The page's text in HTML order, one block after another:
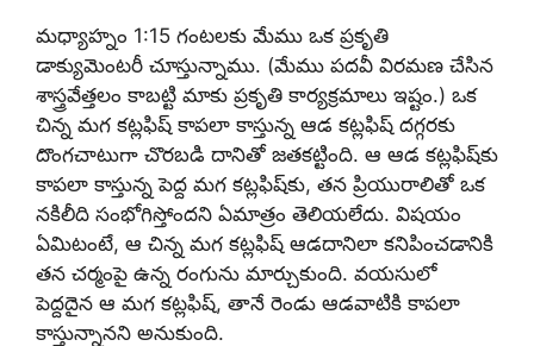
మధ్యాహ్నం 1:15 గంటలకు మేము ఒక ప్రకృతి
డాక్యుమెంటరీ చూస్తున్నాము. (మేము పదవీ విరమణ చేసిన
శాస్త్రవేత్తలం కాబట్టి మాకు ప్రకృతి కార్యక్రమాలు ఇష్టం.) ఒక
చిన్న మగ కట్లఫిష్ కాపలా కాస్తున్న ఆడ కట్లఫిష్ దగ్గరకు
దొంగచాటుగా చొరబడి దానితో జతకట్టింది. ఆ ఆడ కట్లఫిష్‌కు
కాపలా కాస్తున్న పెద్ద మగ కట్లఫిష్‌కు, తన ప్రియురాలితో ఒక
నకిలీది సంభోగిస్తోందని ఏమాత్రం తెలియలేదు. విషయం
ఏమిటంటే, ఆ చిన్న మగ కట్లఫిష్ ఆడదానిలా కనిపించడానికి
తన చర్మంపై ఉన్న రంగును మార్చుకుంది. వయసులో
పెద్దదైన ఆ మగ కట్లఫిష్, తానే రెండు ఆడవాటికి కాపలా
కాస్తున్నానని అనుకుంది.